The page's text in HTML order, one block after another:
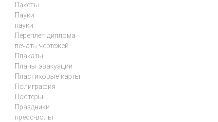
Пакеты
Пауки
пауки
Переплет диплома
печать чертежей
Плакаты
Планы эвакуации
Пластиковые карты
Полиграфия
Постеры
Праздники
пресс-волы